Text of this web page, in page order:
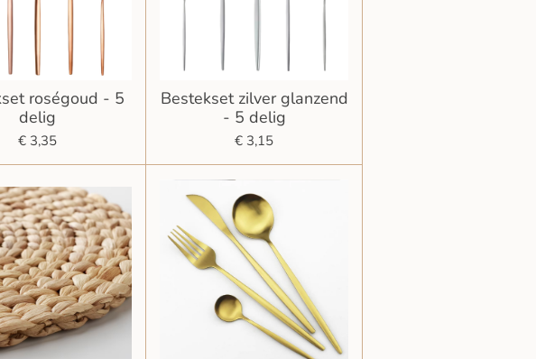
roségoud - 5
delig
€ 3,35
Bestekset zilver glanzend
- 5 delig
€ 3,15